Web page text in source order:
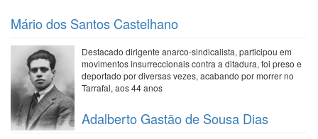
Mário dos Santos Castelhano
Destacado dirigente anarco-sindicalista, participou em
movimentos insurreccionais contra a ditadura, foi preso e
deportado por diversas vezes, acabando por morrer no
Tarrafal, aos 44 anos
Adalberto Gastão de Sousa Dias